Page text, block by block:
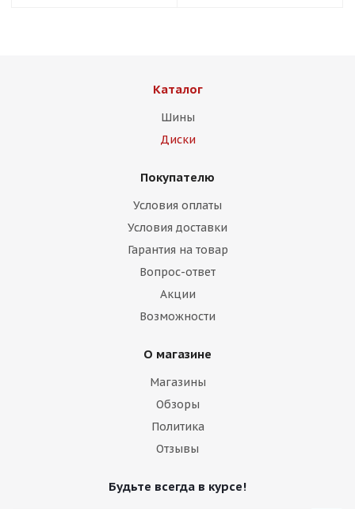
Каталог
Шины
Диски
Покупателю
Условия оплаты
Условия доставки
Гарантия на товар
Вопрос-ответ
Акции
Возможности
О магазине
Магазины
Обзоры
Политика
Отзывы
Будьте всегда в курсе!